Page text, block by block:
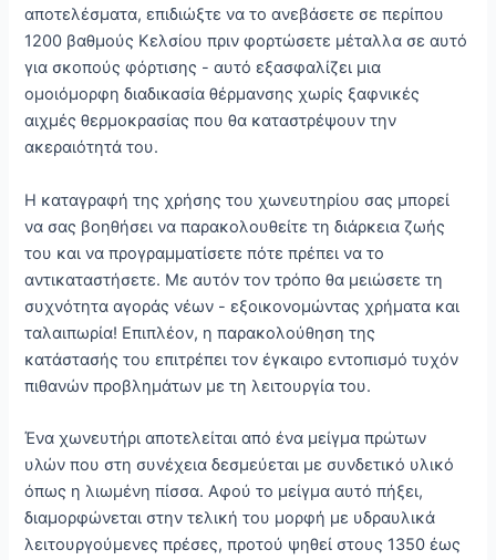
αποτελέσματα, επιδιώξτε να το ανεβάσετε σε περίπου
1200 βαθμούς Κελσίου πριν φορτώσετε μέταλλα σε αυτό
για σκοπούς φόρτισης - αυτό εξασφαλίζει μια
ομοιόμορφη διαδικασία θέρμανσης χωρίς ξαφνικές
αιχμές θερμοκρασίας που θα καταστρέψουν την
ακεραιότητά του.
Η καταγραφή της χρήσης του χωνευτηρίου σας μπορεί
να σας βοηθήσει να παρακολουθείτε τη διάρκεια ζωής
του και να προγραμματίσετε πότε πρέπει να το
αντικαταστήσετε. Με αυτόν τον τρόπο θα μειώσετε τη
συχνότητα αγοράς νέων - εξοικονομώντας χρήματα και
ταλαιπωρία! Επιπλέον, η παρακολούθηση της
κατάστασής του επιτρέπει τον έγκαιρο εντοπισμό τυχόν
πιθανών προβλημάτων με τη λειτουργία του.
Ένα χωνευτήρι αποτελείται από ένα μείγμα πρώτων
υλών που στη συνέχεια δεσμεύεται με συνδετικό υλικό
όπως η λιωμένη πίσσα. Αφού το μείγμα αυτό πήξει,
διαμορφώνεται στην τελική του μορφή με υδραυλικά
λειτουργούμενες πρέσες, προτού ψηθεί στους 1350 έως